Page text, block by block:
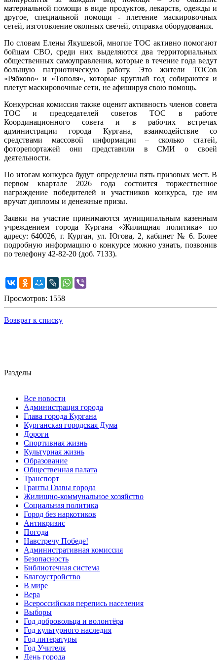
материальной помощи в виде продуктов, лекарств, одежды и
другое, специальной помощи - плетение маскировочных
сетей, изготовление окопных свечей, отправка оборудования.
По словам Елены Якушевой, многие ТОС активно помогают
бойцам СВО, среди них выделяются два территориальных
общественных самоуправления, которые в течение года ведут
большую патриотическую работу. Это жители ТОСов
«Рябково» и «Тополя», которые круглый год собираются и
плетут маскировочные сети, не афишируя свою помощь.
Конкурсная комиссия также оценит активность членов совета
ТОС и председателей советов ТОС в работе
Координационного совета и в рабочих встречах
администрации города Кургана, взаимодействие со
средствами массовой информации – сколько статей,
фоторепортажей они представили в СМИ о своей
деятельности.
По итогам конкурса будут определены пять призовых мест. В
первом квартале 2026 года состоится торжественное
награждение победителей и участников конкурса, где им
вручат дипломы и денежные призы.
Заявки на участие принимаются муниципальным казенным
учреждением города Кургана «Жилищная политика» по
адресу: 640026, г. Курган, ул. Югова, 2, кабинет № 6. Более
подробную информацию о конкурсе можно узнать, позвонив
по телефону 42-82-20 (доб. 7133).
Просмотров: 1558
Возврат к списку
Разделы
Все новости
Администрация города
Глава города Кургана
Курганская городская Дума
Дороги
Спортивная жизнь
Культурная жизнь
Образование
Общественная палата
Транспорт
Гранты Главы города
Жилищно-коммунальное хозяйство
Социальная политика
Город без наркотиков
Антикризис
Погода
Навстречу Победе!
Административная комиссия
Безопасность
Библиотечная система
Благоустройство
В мире
Вера
Всероссийская перепись населения
Выборы
Год добровольца и волонтёра
Год культурного наследия
Год литературы
Год Учителя
День города